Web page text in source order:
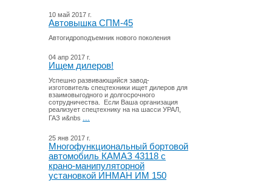
10 май 2017 г.
Автовышка СПМ-45
Автогидроподъемник нового поколения
04 апр 2017 г.
Ищем дилеров!
Успешно развивающийся завод-
изготовитель спецтехники ищет дилеров для
взаимовыгодного и долгосрочного
сотрудничества. Если Ваша организация
реализует спецтехнику на на шасси УРАЛ,
ГАЗ и&nbs ...
25 янв 2017 г.
Многофункциональный бортовой
автомобиль КАМАЗ 43118 с
крано-манипуляторной
установкой ИНМАН ИМ 150